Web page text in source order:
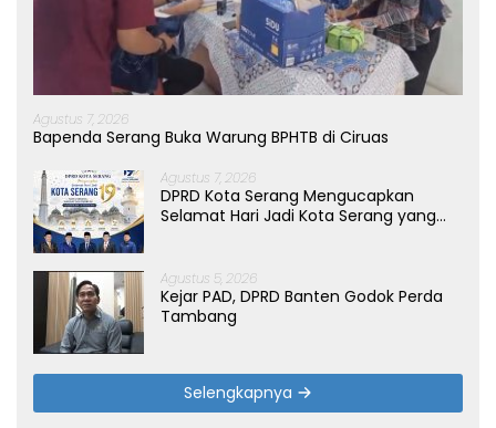
Agustus 7, 2026
Bapenda Serang Buka Warung BPHTB di Ciruas
Agustus 7, 2026
DPRD Kota Serang Mengucapkan
Selamat Hari Jadi Kota Serang yang
Agustus 5, 2026
Kejar PAD, DPRD Banten Godok Perda
Tambang
Selengkapnya